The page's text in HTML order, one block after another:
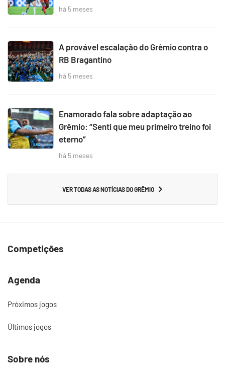
há 5 meses
A provável escalação do Grêmio contra o
RB Bragantino
há 5 meses
Enamorado fala sobre adaptação ao
Grêmio: “Senti que meu primeiro treino foi
eterno”
há 5 meses
VER TODAS AS NOTÍCIAS DO GRÊMIO
Competições
Agenda
Próximos jogos
Últimos jogos
Sobre nós